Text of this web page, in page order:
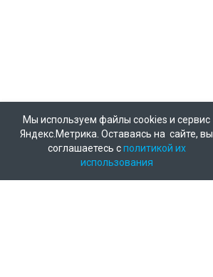
Мы используем файлы cookies и сервис
Яндекс.Метрика. Оставаясь на сайте, вы
соглашаетесь сполитикой их
использования